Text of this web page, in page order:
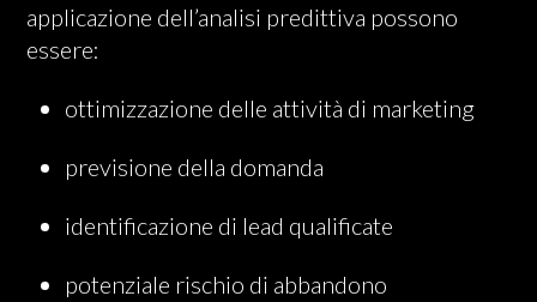
applicazione dell’analisi predittiva possono
essere:
ottimizzazione delle attività di marketing
previsione della domanda
identificazione di lead qualificate
potenziale rischio di abbandono